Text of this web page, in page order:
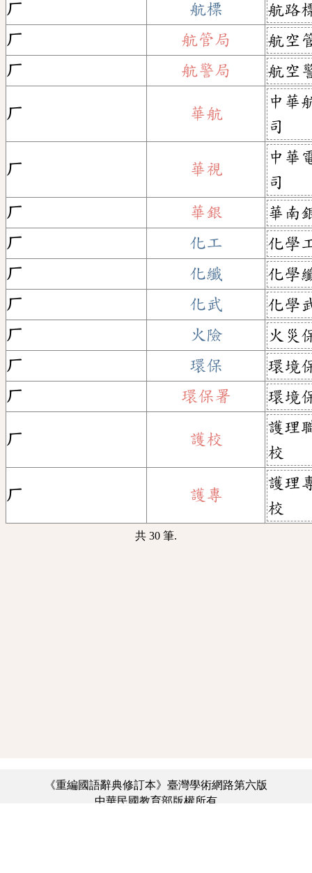
ㄏ
航標
航路
ㄏ
航管局
航空
ㄏ
航警局 航空
ㄏ 華航
中華
司
ㄏ 華視
中華
司
ㄏ
華銀
華南
ㄏ
化工
化學
ㄏ
化纖
化學
ㄏ
化武
化學
ㄏ
火險
火災
ㄏ
環保
環境
ㄏ
環保署 環境
ㄏ 護校
護理
校
ㄏ 護專
護理
校
共 30 筆.
《重編國語辭典修訂本》臺灣學術網路第六版
中華民國教育部版權所有